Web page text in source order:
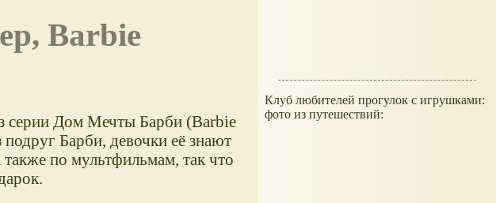
серии Дом Мечты Барби (Barbie
Барби, девочки её знают
по мультфильмам, так что
Клуб любителей прогулок с игрушками:
фото из путешествий: